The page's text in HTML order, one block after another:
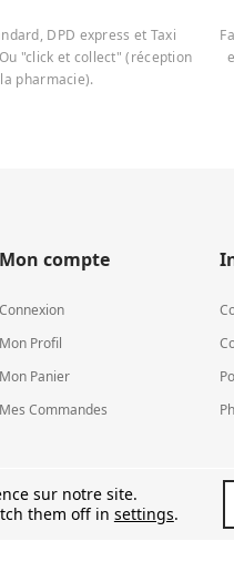
DPD express et Taxi
"click et collect" (réception
pharmacie).
Mon compte
Connexion
Mon Profil
Mon Panier
Mes Commandes
sur notre site.
them off in settings.